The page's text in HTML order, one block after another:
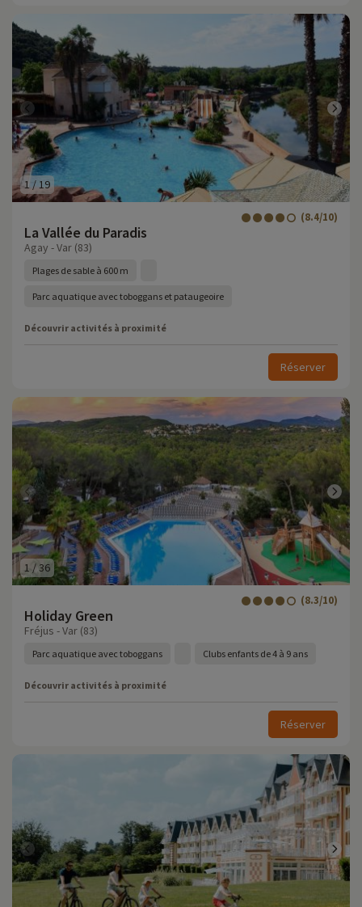
1 /19
La Vallée du Paradis
(8.4/10)
Agay - Var (83)
Plages de sable à 600 m
Parc aquatique avec toboggans et pataugeoire
Découvrir activités à proximité
Réserver
1 /36
Holiday Green
(8.3/10)
Fréjus - Var (83)
Parc aquatique avec toboggans Clubs enfants de 4 à 9 ans
Découvrir activités à proximité
Réserver